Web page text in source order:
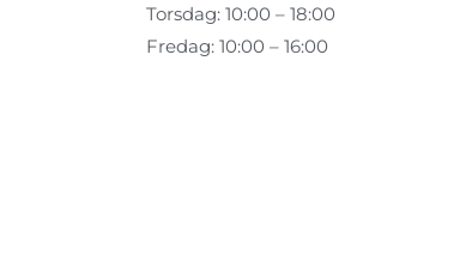
Torsdag: 10:00 – 18:00
Fredag: 10:00 – 16:00